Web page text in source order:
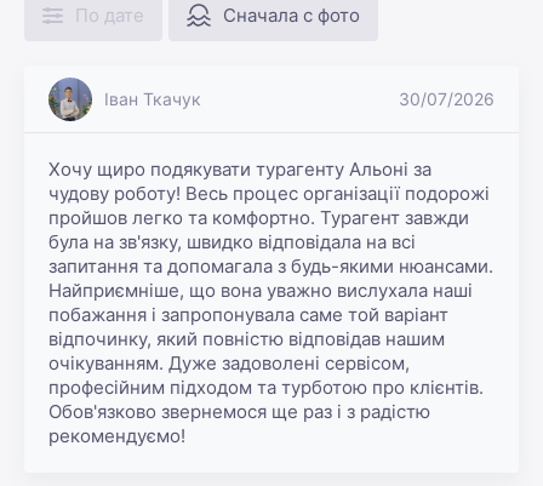
По дате Сначала с фото
Іван Ткачук 30/07/2026
Хочу щиро подякувати турагенту Альоні за
чудову роботу! Весь процес організації подорожі
пройшов легко та комфортно. Турагент завжди
була на зв'язку, швидко відповідала на всі
запитання та допомагала з будь-якими нюансами.
Найприємніше, що вона уважно вислухала наші
побажання і запропонувала саме той варіант
відпочинку, який повністю відповідав нашим
очікуванням. Дуже задоволені сервісом,
професійним підходом та турботою про клієнтів.
Обов'язково звернемося ще раз і з радістю
рекомендуємо!